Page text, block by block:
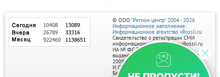
© ООО "Регион центр" 2004 - 2026
Информационное наполнение:
Информационное агентство vRossii.ru
Свидетельство о регистрации СМИ
информационного агентства vRossii.ru
ИА № ФС 77‑35502
выдано РОСКОМНАДЗОРом 04 марта
2009г.
И. О. Главного редактора Нарыков А. Н.
Баннеры на портале размещаются на